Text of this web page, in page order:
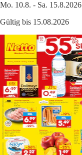
Mo. 10.8. - Sa. 15.8.2026
Gültig bis 15.08.2026